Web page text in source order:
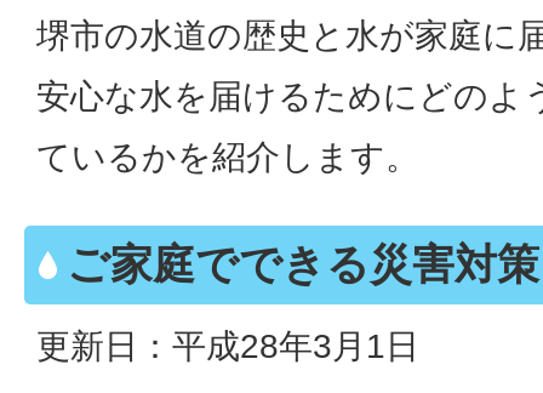
堺市の水道の歴史と水が家庭に
安心な水を届けるためにどのよ
ているかを紹介します。
ご家庭でできる災害対策
更新日：平成28年3月1日